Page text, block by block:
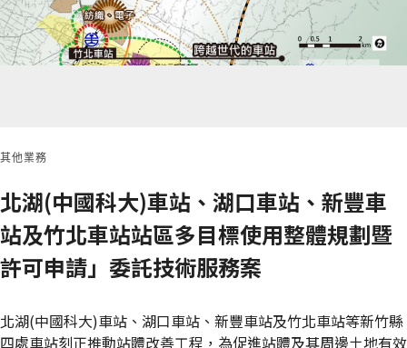
其他業務
北湖(中國科大)車站、湖口車站、新豐車
站及竹北車站站區多目標使用整體規劃暨
許可申請」委託技術服務案
北湖(中國科大)車站、湖口車站、新豐車站及竹北車站等新竹縣
四處車站刻正推動站體改善工程，為促進站體及其周邊土地有效